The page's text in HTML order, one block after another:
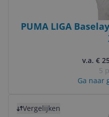
PUMA LIGA
v.a. €
5
Ga naar
Vergelijken